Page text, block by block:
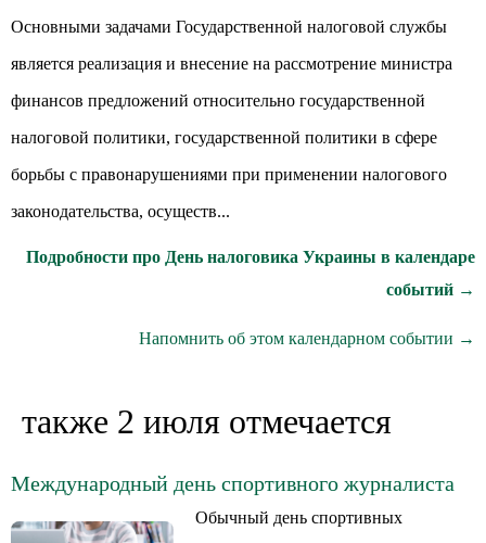
Основными задачами Государственной налоговой службы
является реализация и внесение на рассмотрение министра
финансов предложений относительно государственной
налоговой политики, государственной политики в сфере
борьбы с правонарушениями при применении налогового
законодательства, осуществ...
Подробности про День налоговика Украины в календаре
событий →
Напомнить об этом календарном событии →
также 2 июля отмечается
Международный день спортивного журналиста
Обычный день спортивных